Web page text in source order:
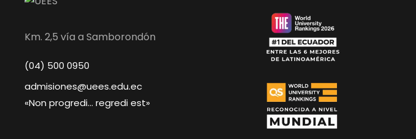
Km. 2,5 vía a Samborondón
(04) 500 0950
admisiones@uees.edu.ec
«Non progredi… regredi est»